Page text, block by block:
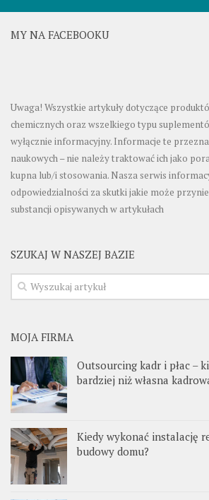
MY NA FACEBOOKU
Uwaga! Wszystkie artykuły dotyczące
chemicznych oraz wszelkiego typu
wyłącznie informacyjny. Informacje te
naukowych – nie należy traktować ich jako
kupna lub/i stosowania. Nasza serwis
odpowiedzialności za skutki jakie może
substancji opisywanych w artykułach
SZUKAJ W NASZEJ BAZIE
MOJA FIRMA
Outsourcing kadr i płac –
bardziej niż własna
Kiedy wykonać instalację
budowy domu?